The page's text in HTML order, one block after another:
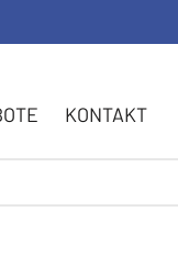
KONTAKT